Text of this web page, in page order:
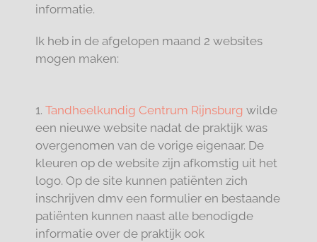
informatie.
Ik heb in de afgelopen maand 2 websites
mogen maken:
1. Tandheelkundig Centrum Rijnsburg wilde
een nieuwe website nadat de praktijk was
overgenomen van de vorige eigenaar. De
kleuren op de website zijn afkomstig uit het
logo. Op de site kunnen patiënten zich
inschrijven dmv een formulier en bestaande
patiënten kunnen naast alle benodigde
informatie over de praktijk ook